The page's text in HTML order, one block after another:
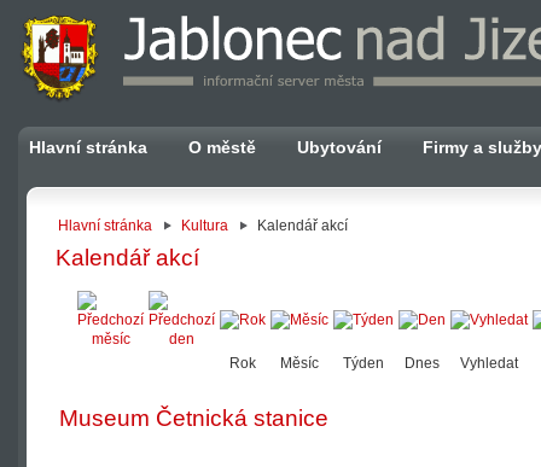
Hlavní stránka O městě Ubytování Firmy a služby
Hlavní stránka Kultura Kalendář akcí
Kalendář akcí
Rok Měsíc Týden Dnes Vyhledat
Museum Četnická stanice